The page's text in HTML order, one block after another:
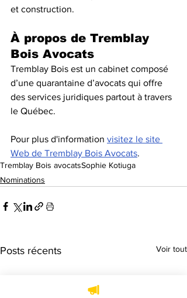
et construction.
À propos de Tremblay
Bois Avocats
Tremblay Bois est un cabinet composé
d’une quarantaine d’avocats qui offre
des services juridiques partout à travers
le Québec.
Pour plus d'information visitez le site
Web de Tremblay Bois Avocats.
Tremblay Bois avocatsSophie Kotiuga
Nominations
Posts récents Voir tout